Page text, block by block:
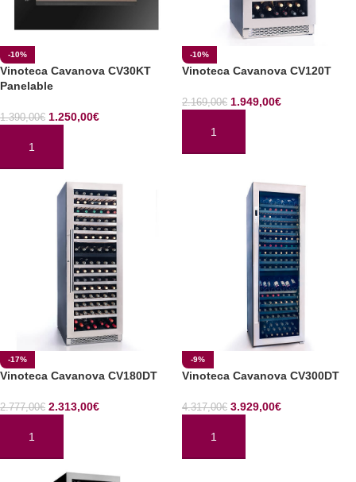
-10%
Vinoteca Cavanova CV30KT
Panelable
1.390,00€ 1.250,00€
AÑADIR AL CARRITO
-10%
Vinoteca Cavanova CV120T
2.169,00€ 1.949,00€
AÑADIR AL CARRITO
-17%
Vinoteca Cavanova CV180DT
2.777,00€ 2.313,00€
AÑADIR AL CARRITO
-9%
Vinoteca Cavanova CV300DT
4.317,00€ 3.929,00€
AÑADIR AL CARRITO